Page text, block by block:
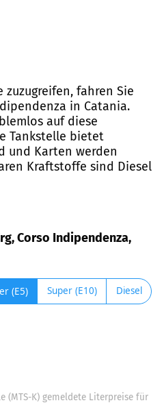
zuzugreifen, fahren Sie
in Catania.
auf diese
Tankstelle bietet
und Karten werden
Kraftstoffe sind Diesel
Corso Indipendenza,
(E5) Super (E10) Diesel
(MTS-K) gemeldete Literpreise für